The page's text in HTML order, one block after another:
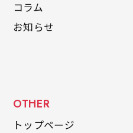
コラム
お知らせ
OTHER
トップページ